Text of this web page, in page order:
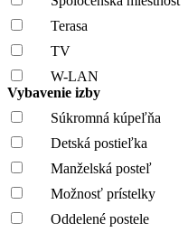
Terasa
TV
W-LAN
Vybavenie izby
Súkromná kúpeľňa
Detská postieľka
Manželská posteľ
Možnosť prístelky
Oddelené postele